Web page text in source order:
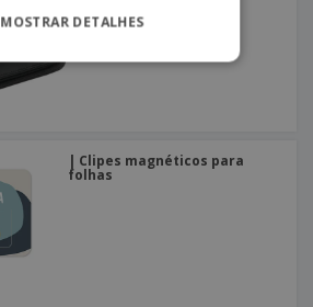
| Clipes magnéticos para
folhas
MOSTRAR DETALHES